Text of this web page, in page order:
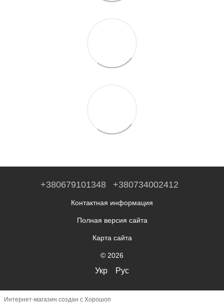
+380679101348 +380734002412
Контактная информация
Полная версия сайта
Карта сайта
© 2026
Укр Рус
Интернет-магазин создан с Хорошоп